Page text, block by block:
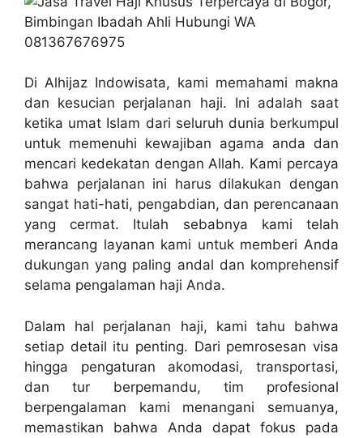
Di Alhijaz Indowisata, kami memahami makna
dan kesucian perjalanan haji. Ini adalah saat
ketika umat Islam dari seluruh dunia berkumpul
untuk memenuhi kewajiban agama anda dan
mencari kedekatan dengan Allah. Kami percaya
bahwa perjalanan ini harus dilakukan dengan
sangat hati-hati, pengabdian, dan perencanaan
yang cermat. Itulah sebabnya kami telah
merancang layanan kami untuk memberi Anda
dukungan yang paling andal dan komprehensif
selama pengalaman haji Anda.
Dalam hal perjalanan haji, kami tahu bahwa
setiap detail itu penting. Dari pemrosesan visa
hingga pengaturan akomodasi, transportasi,
dan tur berpemandu, tim profesional
berpengalaman kami menangani semuanya,
memastikan bahwa Anda dapat fokus pada